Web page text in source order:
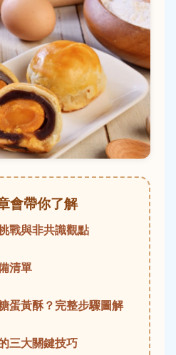
會帶你了解
戰與非共識觀點
清單
蛋黃酥？完整步驟圖解
三大關鍵技巧